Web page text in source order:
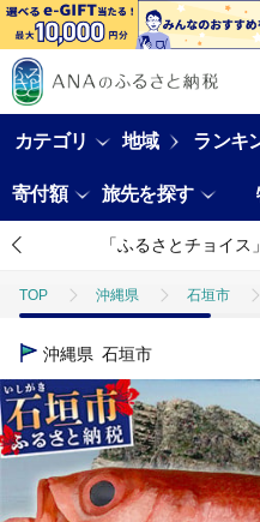
カテゴリ 地域 ランキ
寄付額 旅先を探す
「ふるさとチョイ
TOP 沖縄県 石垣市
TOP
TOP 魚介類 鮮魚
TOP 魚介類 鮮魚
沖縄県 石垣市